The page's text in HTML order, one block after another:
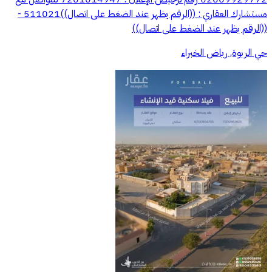
مستشارك العقاري : ((الرقم يظهر عند الضغط على اتصال))511021 -
((الرقم يظهر عند الضغط على اتصال))
حي الربوة, رياض الخبراء